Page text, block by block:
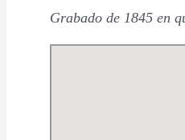
Grabado de 1845 en